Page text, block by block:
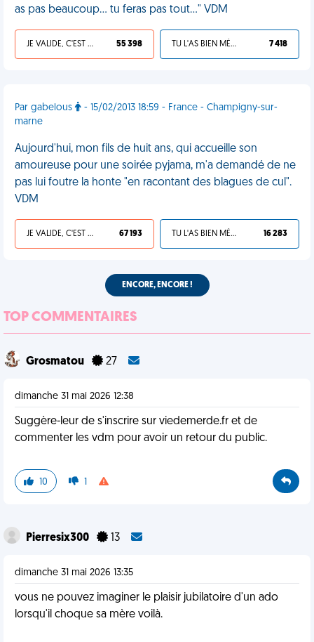
as pas beaucoup... tu feras pas tout..." VDM
JE VALIDE, C'EST UNE VDM 55 398 TU L'AS BIEN MÉRITÉ 7 418
Par gabelous
- 15/02/2013 18:59 - France - Champigny-sur-
marne
Aujourd'hui, mon fils de huit ans, qui accueille son
amoureuse pour une soirée pyjama, m'a demandé de ne
pas lui foutre la honte "en racontant des blagues de cul".
VDM
JE VALIDE, C'EST UNE VDM 67 193 TU L'AS BIEN MÉRITÉ 16 283
ENCORE, ENCORE !
TOP COMMENTAIRES
Grosmatou 27
dimanche 31 mai 2026 12:38
Suggère-leur de s'inscrire sur viedemerde.fr et de
commenter les vdm pour avoir un retour du public.
10 1
Pierresix300 13
dimanche 31 mai 2026 13:35
vous ne pouvez imaginer le plaisir jubilatoire d'un ado
lorsqu'il choque sa mère voilà.